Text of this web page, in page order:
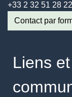
+33 2 32 51 28 22
Contact par
Liens